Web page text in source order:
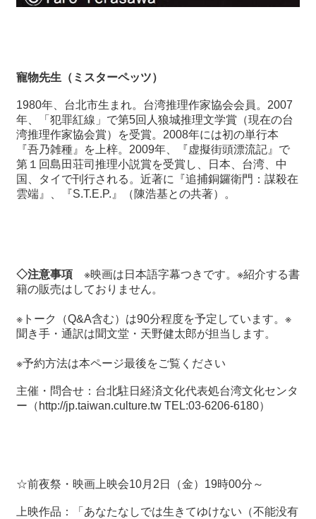
寵物先生（ミスターペッツ）
1980年、台北市生まれ。台湾推理作家協会会員。 2007
年、「犯罪紅線」で第5回人狼城推理文学賞（現在の台
湾推理作家協会賞）を受賞。 2008年には初の単行本
『吾乃雑種』を上梓。 2009年、『虚擬街頭漂流記 』で
第１回島田荘司推理小説賞を受賞し、日本、台湾、中
国、タイで刊行される。近著に『追捕銅鑼衛門：謀殺在
雲端』、『S.T.E.P. 』（陳浩基との共著）。
◇注意事項 ※映画は日本語字幕つきです。※紹介する書
籍の販売はしておりません。
※トーク（Q&A含む）は90分程度を予定しています。※
聞き手・通訳は聞文堂・天野健太郎が担当します。
※予約方法は本ページ最後をご覧ください
主催・問合せ： 台北駐日経済文化代表処台湾文化センタ
ー（ http://jp.taiwan.culture.tw TEL:03-6206-6180）
☆前夜祭・映画上映会10月 2 日（金） 19時00分～
上映作品：「あなたなしでは生きてゆけない（不能没有